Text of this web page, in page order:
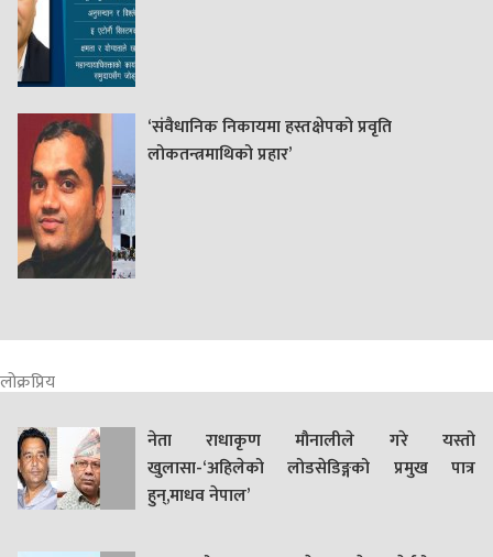
‘संवैधानिक निकायमा हस्तक्षेपको प्रवृति
लोकतन्त्रमाथिको प्रहार’
लोक्रप्रिय
नेता राधाकृण मौनालीले गरे यस्तो
खुलासा-‘अहिलेको लोडसेडिङ्गको प्रमुख पात्र
हुन्,माधव नेपाल’